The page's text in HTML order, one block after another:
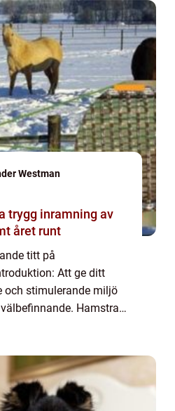
Westman
året runt
titt på
Att ge ditt
och stimulerande miljö
Hamstrar